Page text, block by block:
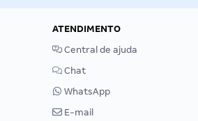
ATENDIMENTO
Central de ajuda
Chat
WhatsApp
E-mail